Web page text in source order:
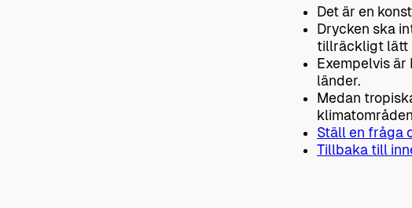
Det är en
Drycken ska
tillräckligt lätt
Exempelvis
länder.
Medan
Ställ en fråga
Tillbaka till